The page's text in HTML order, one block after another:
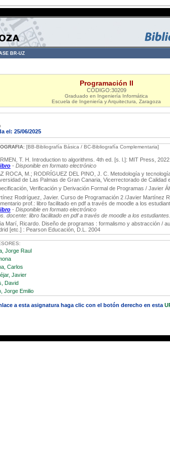
BR-UZ
Programación II
CÓDIGO:30209
Graduado en Ingeniería Informática
Escuela de Ingeniería y Arquitectura, Zaragoza
el: 25/06/2025
[BB-Bibliografía Básica / BC-Bibliografía Complementaria]
T. H. Introduction to algorithms. 4th ed. [s. l.]: MIT Press, 2022.
- Disponible en formato electrónico
ROCA, M.; RODRÍGUEZ DEL PINO, J. C. Metodología y
de Las Palmas de Gran Canaria, Vicerrectorado de Calidad
Verificación y Derivación Formal de Programas / Javier
Rodríguez, Javier. Curso de Programación 2 /Javier Martínez
prof.: libro facilitado en pdf a través de moodle a los
- Disponible en formato electrónico
docente: libro facilitado en pdf a través de moodle a los
Marí, Ricardo. Diseño de programas : formalismo y abstracción /
[etc.] : Pearson Educación, D.L. 2004
Jorge Raul
Carlos
Javier
David
Jorge Emilio
a esta asignatura haga clic con el botón derecho en esta